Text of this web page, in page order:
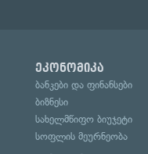
ეკონომიკა
ბანკები და ფინანსები
ბიზნესი
სახელმწიფო ბიუჯეტი
სოფლის მეურნეობა